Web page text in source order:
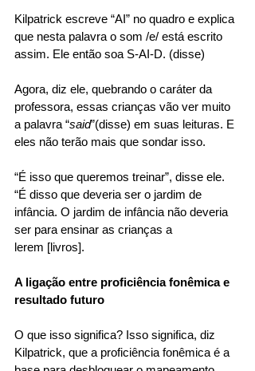
Kilpatrick escreve “AI” no quadro e explica
que nesta palavra o som /e/ está escrito
assim. Ele então soa S-AI-D. (disse)
Agora, diz ele, quebrando o caráter da
professora, essas crianças vão ver muito
a palavra “said”(disse) em suas leituras. E
eles não terão mais que sondar isso.
“É isso que queremos treinar”, disse ele.
“É disso que deveria ser o jardim de
infância. O jardim de infância não deveria
ser para ensinar as crianças a
lerem [livros].
A ligação entre proficiência fonêmica e
resultado futuro
O que isso significa? Isso significa, diz
Kilpatrick, que a proficiência fonêmica é a